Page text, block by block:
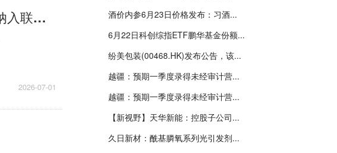
美股异动 | 礼来(LLY.US)跌超2% 减肥药首次被纳入联邦医疗保险报销范围
2026-07-01
酒价内参6月23日价格发布：习酒...
6月22日科创综指ETF鹏华基金份额...
纷美包装(00468.HK)发布公告，该...
越疆：预期一季度录得未经审计营...
越疆：预期一季度录得未经审计营...
【新视野】天华新能：控股子公司...
久日新材：酰基膦氧系列光引发剂...